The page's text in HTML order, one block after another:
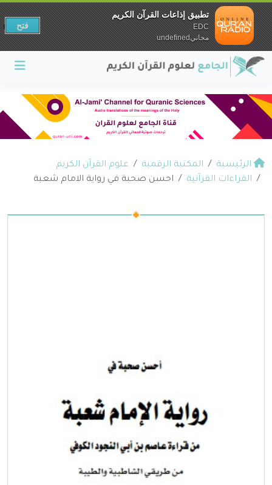
الرئيسية المكتبة الرقمية
علوم القرآن الكريم
القراءات القرآنية
احسن صحبة في رواية الامام شعبة
تطبيق إذاعات القرآن الكريم
EDC
مجانيundefined
فتح